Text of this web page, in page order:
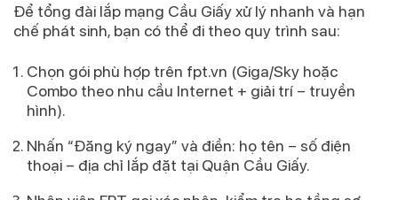
Để tổng đài lắp mạng Cầu Giấyxử lý nhanh và hạn
chế phát sinh, bạn có thể đi theo quy trình sau:
Chọn gói phù hợp trên fpt.vn (Giga/Sky hoặc
Combo theo nhu cầu Internet + giải trí – truyền
hình).
Nhấn “Đăng ký ngay” và điền: họ tên – số điện
thoại – địa chỉ lắp đặt tại Quận Cầu Giấy.